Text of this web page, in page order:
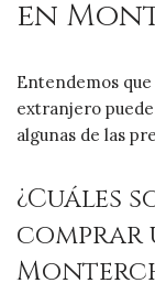
en
Entendemos
extranjero
algunas de las
¿Cuáles
comprar